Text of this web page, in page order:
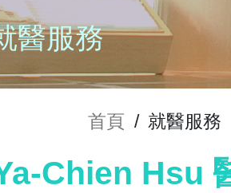
醫服務
首頁 / 就醫服務
Chien Hsu